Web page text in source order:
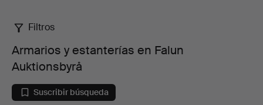
Armarios
estanterías
Filtros
Armarios y estanterías en Falun
Auktionsbyrå
Suscribir búsqueda